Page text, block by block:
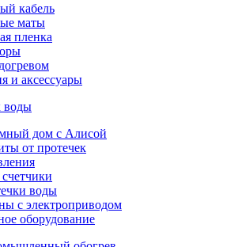
кабель
маты
пленка
и аксессуары
воды
дом с Алисой
от протечек
воды
с электроприводом
оборудование